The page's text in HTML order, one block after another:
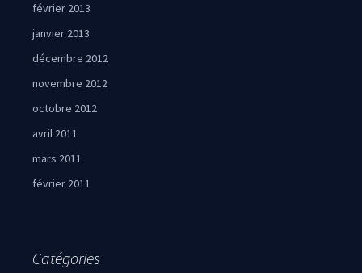
février 2013
janvier 2013
décembre 2012
novembre 2012
octobre 2012
avril 2011
mars 2011
février 2011
Catégories